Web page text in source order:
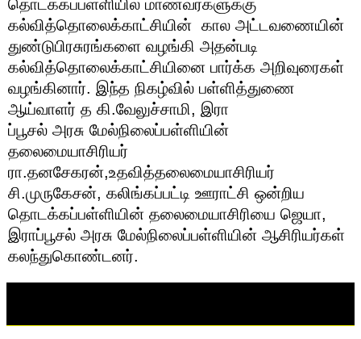
தொடக்கப்பள்ளியில் மாணவர்களுக்கு
கல்வித்தொலைக்காட்சியின் கால அட்டவணையின்
துண்டுபிரசுரங்களை வழங்கி அதன்படி
கல்வித்தொலைக்காட்சியினை பார்க்க அறிவுரைகள்
வழங்கினார். இந்த நிகழ்வில் பள்ளித்துணை
ஆய்வாளர் த கி.வேலுச்சாமி, இரா
ப்பூசல் அரசு மேல்நிலைப்பள்ளியின்
தலைமையாசிரியர்
ரா.தனசேகரன்,உதவித்தலைமையாசிரியர்
சி.முருகேசன், கலிங்கப்பட்டி ஊராட்சி ஒன்றிய
தொடக்கப்பள்ளியின் தலைமையாசிரியை ஜெயா,
இராப்பூசல் அரசு மேல்நிலைப்பள்ளியின் ஆசிரியர்கள்
கலந்துகொண்டனர்.